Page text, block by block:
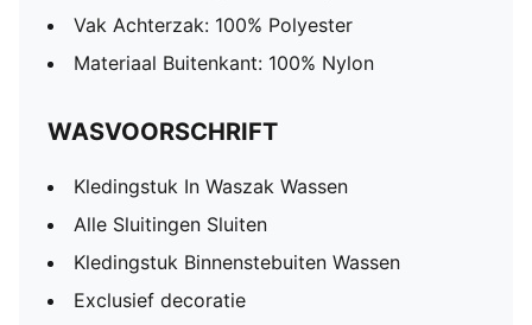
Vak Achterzak: 100% Polyester
Materiaal Buitenkant: 100% Nylon
WASVOORSCHRIFT
Kledingstuk In Waszak Wassen
Alle Sluitingen Sluiten
Kledingstuk Binnenstebuiten Wassen
Exclusief decoratie